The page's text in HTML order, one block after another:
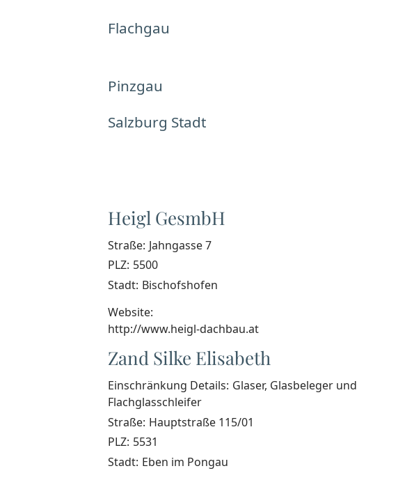
Flachgau
Pinzgau
Salzburg Stadt
Heigl GesmbH
Straße: Jahngasse 7
PLZ: 5500
Stadt: Bischofshofen
Website:
http://www.heigl-dachbau.at
Zand Silke Elisabeth
Einschränkung Details: Glaser, Glasbeleger und
Flachglasschleifer
Straße: Hauptstraße 115/01
PLZ: 5531
Stadt: Eben im Pongau